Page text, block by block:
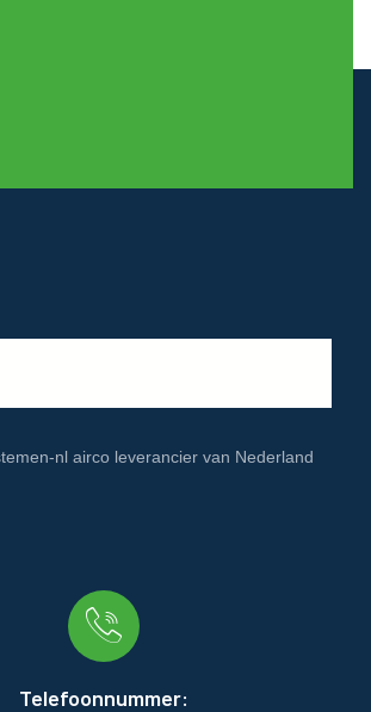
nl airco leverancier van Nederland
Telefoonnummer: